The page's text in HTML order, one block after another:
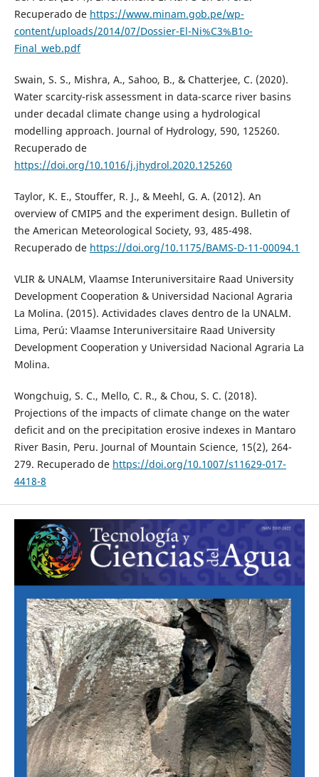
Recuperado de https://www.minam.gob.pe/wp-
content/uploads/2014/07/Dossier-El-Ni%C3%B1o-
Final_web.pdf
Swain, S. S., Mishra, A., Sahoo, B., & Chatterjee, C. (2020).
Water scarcity-risk assessment in data-scarce river basins
under decadal climate change using a hydrological
modelling approach. Journal of Hydrology, 590, 125260.
Recuperado de
https://doi.org/10.1016/j.jhydrol.2020.125260
Taylor, K. E., Stouffer, R. J., & Meehl, G. A. (2012). An
overview of CMIP5 and the experiment design. Bulletin of
the American Meteorological Society, 93, 485-498.
Recuperado de https://doi.org/10.1175/BAMS-D-11-00094.1
VLIR & UNALM, Vlaamse Interuniversitaire Raad University
Development Cooperation & Universidad Nacional Agraria
La Molina. (2015). Actividades claves dentro de la UNALM.
Lima, Perú: Vlaamse Interuniversitaire Raad University
Development Cooperation y Universidad Nacional Agraria La
Molina.
Wongchuig, S. C., Mello, C. R., & Chou, S. C. (2018).
Projections of the impacts of climate change on the water
deficit and on the precipitation erosive indexes in Mantaro
River Basin, Peru. Journal of Mountain Science, 15(2), 264-
279. Recuperado de https://doi.org/10.1007/s11629-017-
4418-8